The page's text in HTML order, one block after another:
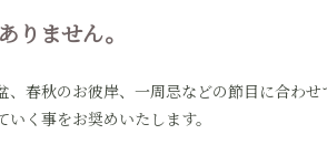
りません。
、春秋のお彼岸、一周忌などの節目に合わ
く事をお奨めいたします。